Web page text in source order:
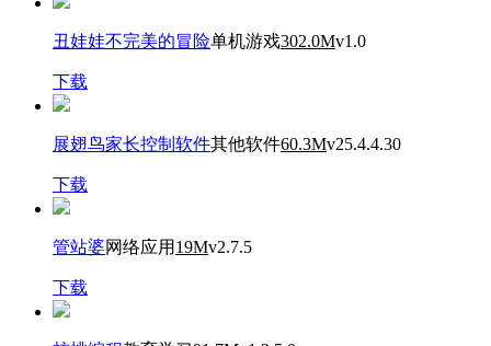
丑娃娃不完美的冒险单机游戏302.0Mv1.0
下载
展翅鸟家长控制软件其他软件60.3Mv25.4.4.30
下载
管站婆网络应用 19Mv2.7.5
下载